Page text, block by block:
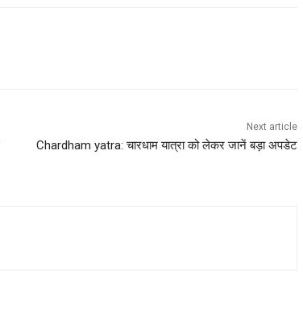
Next article
Chardham yatra: चारधाम यात्रा को लेकर जानें बड़ा अपडेट